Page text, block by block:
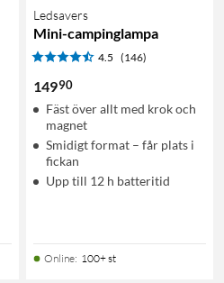
Ledsavers
Mini-campinglampa
4.5 (146)
14990
Fäst över allt med krok och
magnet
Smidigt format – får plats i
fickan
Upp till 12 h batteritid
Online: 100+ st